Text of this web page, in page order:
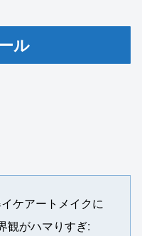
ル
ケアートメイクに
観がハマりすぎ: